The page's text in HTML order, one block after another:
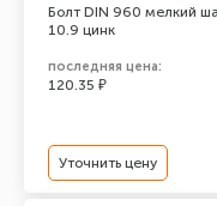
Болт DIN 960 мелкий
10.9 цинк
последняя цена:
120.35 ₽
Уточнить цену